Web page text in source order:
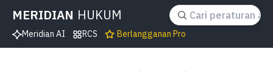
MERIDIAN HUKUM
Meridian AI RCS Berlangganan Pro